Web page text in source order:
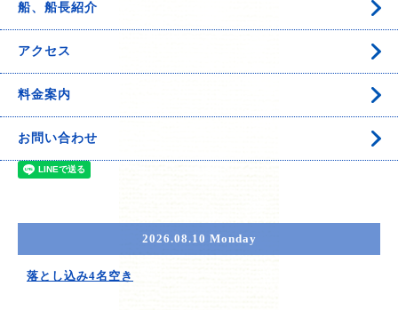
船、船長紹介
アクセス
料金案内
お問い合わせ
2026.08.10 Monday
落とし込み4名空き